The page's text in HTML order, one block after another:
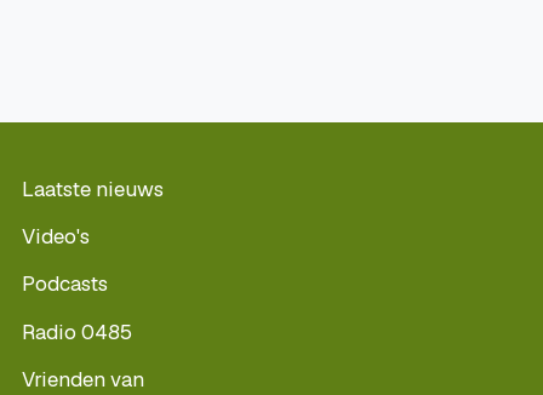
Laatste nieuws
Video's
Podcasts
Radio 0485
Vrienden van